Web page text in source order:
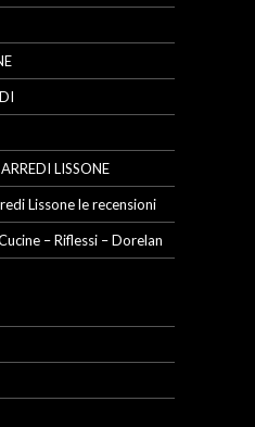
LISSONE
Lissone le recensioni
– Riflessi – Dorelan